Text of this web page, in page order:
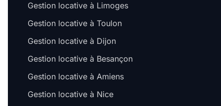
Gestion locative à Limoges
Gestion locative à Toulon
Gestion locative à Dijon
Gestion locative à Besançon
Gestion locative à Amiens
Gestion locative à Nice